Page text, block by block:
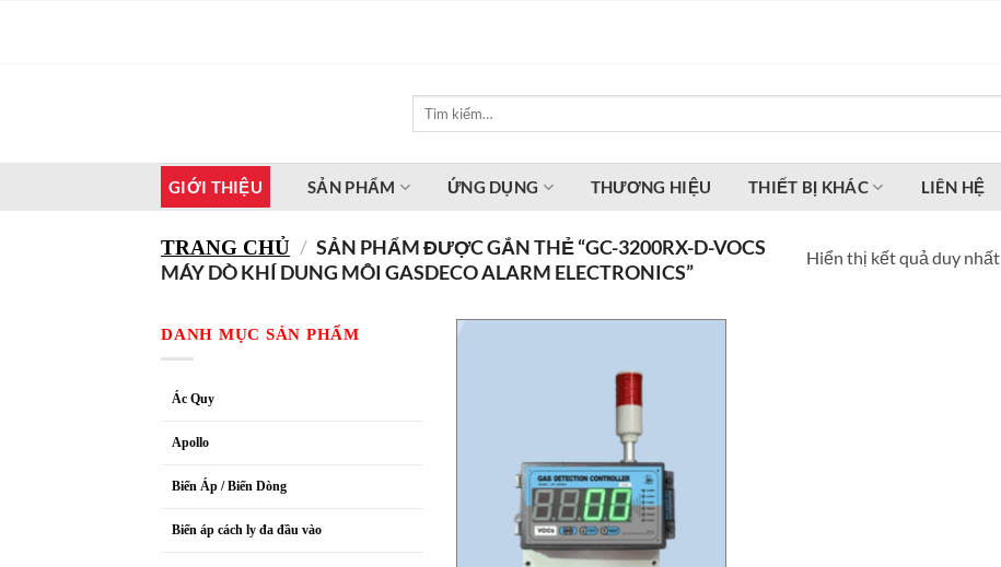
GIỚI THIỆU SẢN PHẨM ỨNG DỤNG THƯƠNG HIỆU THIẾT BỊ KHÁC LIÊN HỆ
TRANG CHỦ / SẢN PHẨM ĐƯỢC GẮN THẺ “GC-3200RX-D-VOCS
MÁY DÒ KHÍ DUNG MÔI GASDECO ALARM ELECTRONICS”
Hiển thị kết quả duy nhất
DANH MỤC SẢN PHẨM
Ác Quy
Apollo
Biến Áp / Biến Dòng
Biến áp cách ly đa đầu vào